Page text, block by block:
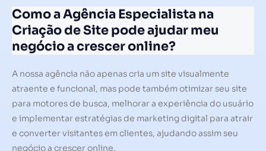
Como a Agência Especialista na
Criação de Site pode ajudar meu
negócio a crescer online?
A nossa agência não apenas cria um site visualmente
atraente e funcional, mas pode também otimizar seu site
para motores de busca, melhorar a experiência do usuário
e implementar estratégias de marketing digital para atrair
e converter visitantes em clientes, ajudando assim seu
negócio a crescer online.